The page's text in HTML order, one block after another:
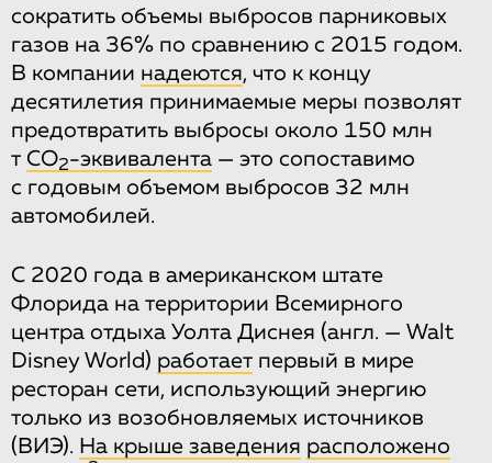
сократить объемы выбросов парниковых
газов на 36% по сравнению с 2015 годом.
В компании надеются, что к концу
десятилетия принимаемые меры позволят
предотвратить выбросы около 150 млн
т CO2-эквивалента — это сопоставимо
с годовым объемом выбросов 32 млн
автомобилей.
С 2020 года в американском штате
Флорида на территории Всемирного
центра отдыха Уолта Диснея (англ. — Walt
Disney World) работает первый в мире
ресторан сети, использующий энергию
только из возобновляемых источников
(ВИЭ). На крыше заведения расположено